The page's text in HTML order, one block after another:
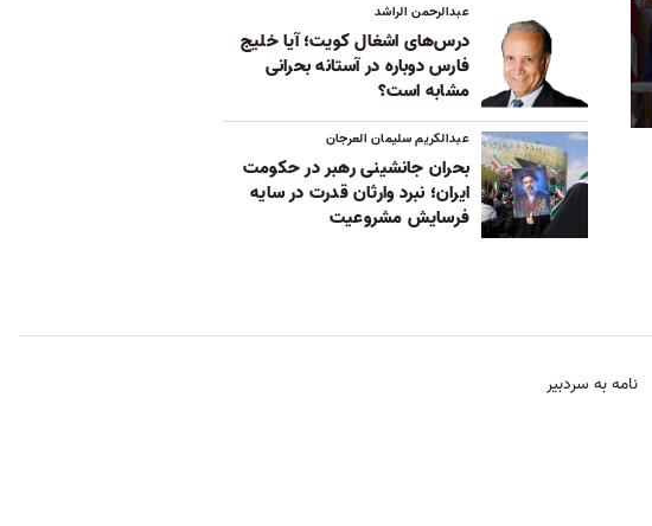
عبدالرحمن الراشد
درس‌های اشغال کویت؛ آیا خلیج
فارس دوباره در آستانه بحرانی
مشابه است؟
عبدالکریم سلیمان العرجان
بحران جانشینی رهبر در حکومت
ایران؛ نبرد وارثان قدرت در سایه
فرسایش مشروعیت
نامه به سردبیر